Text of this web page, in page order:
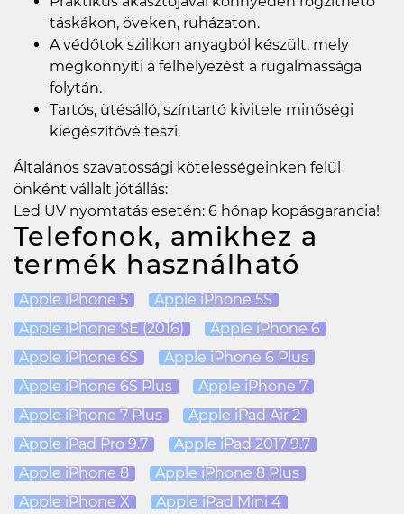
táskákon, öveken, ruházaton.
A védőtok szilikon anyagból készült, mely
megkönnyíti a felhelyezést a rugalmassága
folytán.
Tartós, ütésálló, színtartó kivitele minőségi
kiegészítővé teszi.
Általános szavatossági kötelességeinken felül
önként vállalt jótállás:
Led UV nyomtatás esetén: 6 hónap kopásgarancia!
Telefonok, amikhez a
termék használható
Apple iPhone 5
Apple iPhone 5S
Apple iPhone SE (2016)
Apple iPhone 6
Apple iPhone 6S
Apple iPhone 6 Plus
Apple iPhone 6S Plus
Apple iPhone 7
Apple iPhone 7 Plus
Apple iPad Air 2
Apple iPad Pro 9.7
Apple iPad 2017 9.7
Apple iPhone 8
Apple iPhone 8 Plus
Apple iPhone X
Apple iPad Mini 4